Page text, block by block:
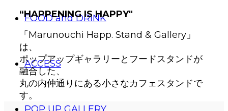
FOOD and DRINK
ACCESS
“HAPPENING IS HAPPY"
「Marunouchi Happ. Stand & Gallery」
は、
ポップアップギャラリーとフードスタンドが
融合した、
丸の内仲通りにある小さなカフェスタンドで
す。